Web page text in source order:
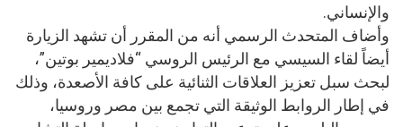
والإنساني.
وأضاف المتحدث الرسمي أنه من المقرر أن تشهد الزيارة
أيضاً لقاء السيسي مع الرئيس الروسي “فلاديمير بوتين”،
لبحث سبل تعزيز العلاقات الثنائية على كافة الأصعدة، وذلك
في إطار الروابط الوثيقة التي تجمع بين مصر وروسيا،